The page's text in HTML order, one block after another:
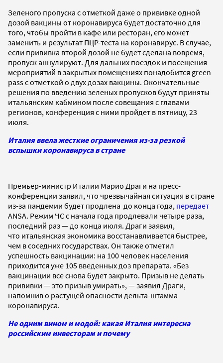
Зеленого пропуска с отметкой даже о прививке одной
дозой вакцины от коронавируса будет достаточно для
того, чтобы пройти в кафе или ресторан, его может
заменить и результат ПЦР-теста на коронавирус. В случае,
если прививка второй дозой не будет сделана вовремя,
пропуск аннулируют. Для дальних поездок и посещения
мероприятий в закрытых помещениях понадобится green
pass с отметкой о двух дозах вакцины. Окончательные
решения по введению зеленых пропусков будут приняты
итальянским кабмином после совещания с главами
регионов, конференция с ними пройдет в пятницу, 23
июля.
Италия ввела жесткие ограничения из-за резкой
вспышки коронавируса в стране
Премьер-министр Италии Марио Драги на пресс-
конференции заявил, что чрезвычайная ситуация в стране
из-за пандемии будет продлена до конца года, передает
ANSA. Режим ЧС с начала года продлевали четыре раза,
последний раз — до конца июля. Драги заявил,
что итальянская экономика восстанавливается быстрее,
чем в соседних государствах. Он также отметил
успешность вакцинации: на 100 человек населения
приходится уже 105 введенных доз препарата. «Без
вакцинации все снова будет закрыто. Призыв не делать
прививки — это призыв умирать», — заявил Драги,
напомнив о растущей опасности дельта-штамма
коронавируса.
Не одним вином и модой: какая Италия интересна
российским инвесторам и почему